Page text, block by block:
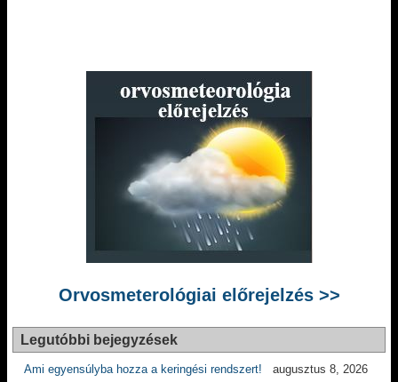
Orvosmeterológiai előrejelzés >>
Legutóbbi bejegyzések
Ami egyensúlyba hozza a keringési rendszert! augusztus 8, 2026